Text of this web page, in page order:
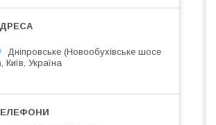
Дніпровське (Новообухівське шосе
Київ, Україна